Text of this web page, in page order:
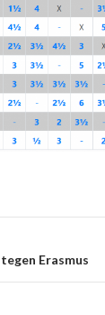
Erasmus